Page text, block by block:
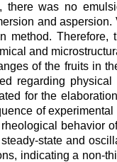
there was no
and aspersion.
method. Therefore,
and
of the fruits in
regarding physical
for the
of
behavior
state and
indicating a non-